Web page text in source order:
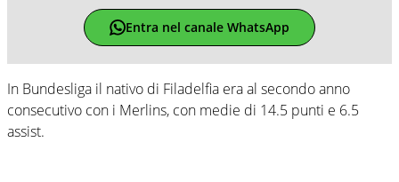
Entra nel canale WhatsApp
In Bundesliga il nativo di Filadelfia era al secondo anno
consecutivo con i Merlins, con medie di 14.5 punti e 6.5
assist.